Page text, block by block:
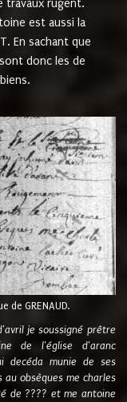
travaux rugent.
est aussi la
En sachant que
donc les de
de GRENAUD.
je soussigné prêtre
de l'église d'aranc
decéda munie de ses
obsèques me charles
de ???? et me antoine